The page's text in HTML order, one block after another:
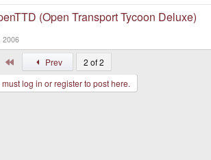
(Open Transport Tycoon Deluxe)
2006
Prev
2 of 2
must log in or register to post here.